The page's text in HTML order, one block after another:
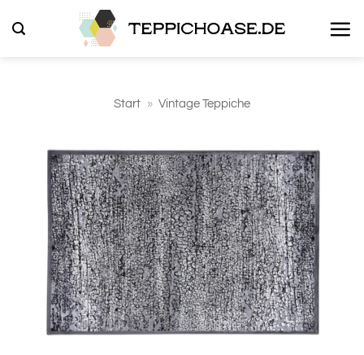
Inhalt
Start » Vintage Teppiche